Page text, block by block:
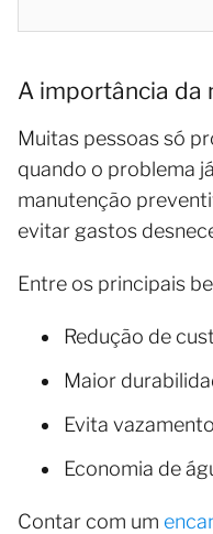
A importância da
Muitas pessoas só
quando o problema
manutenção
evitar gastos
Entre os principais
Redução de
Maior
Evita
Economia de
Contar com um